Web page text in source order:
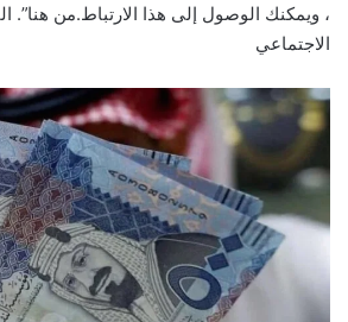
، ويمكنك الوصول إلى هذا الارتباط.من
الاجتماعي